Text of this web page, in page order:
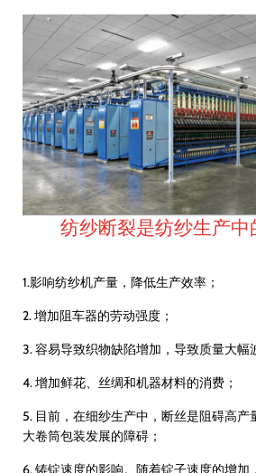
纺纱断裂是纺纱生产中
1.影响纺纱机产量，降低生产效率；
2. 增加阻车器的劳动强度；
3. 容易导致织物缺陷增加，导致质量大幅
4. 增加鲜花、丝绸和机器材料的消费；
5. 目前，在细纱生产中，断丝是阻碍高产
大卷筒包装发展的障碍；
6. 铸锭速度的影响。随着锭子速度的增加